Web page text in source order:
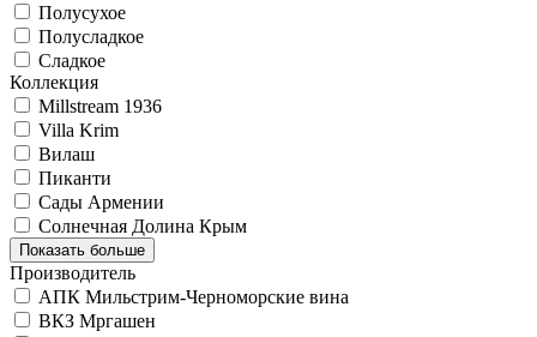
Полусухое
Полусладкое
Сладкое
Коллекция
Millstream 1936
Villa Krim
Вилаш
Пиканти
Сады Армении
Солнечная Долина Крым
Показать больше
Производитель
АПК Мильстрим-Черноморские вина
ВКЗ Мргашен